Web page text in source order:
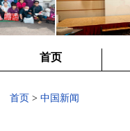
首页
首页 > 中国新闻